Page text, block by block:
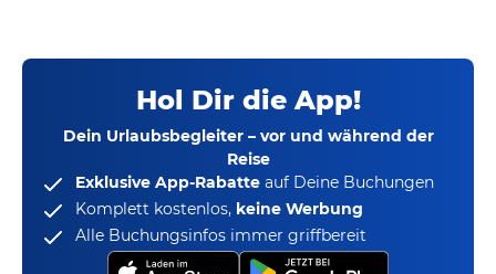
Hol Dir die App!
Dein Urlaubsbegleiter – vor und während der
Reise
Exklusive App-Rabatte auf Deine Buchungen
Komplett kostenlos, keine Werbung
Alle Buchungsinfos immer griffbereit